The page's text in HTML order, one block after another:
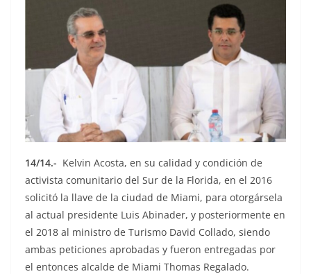
14/14.- Kelvin Acosta, en su calidad y condición de
activista comunitario del Sur de la Florida, en el 2016
solicitó la llave de la ciudad de Miami, para otorgársela
al actual presidente Luis Abinader, y posteriormente en
el 2018 al ministro de Turismo David Collado, siendo
ambas peticiones aprobadas y fueron entregadas por
el entonces alcalde de Miami Thomas Regalado.